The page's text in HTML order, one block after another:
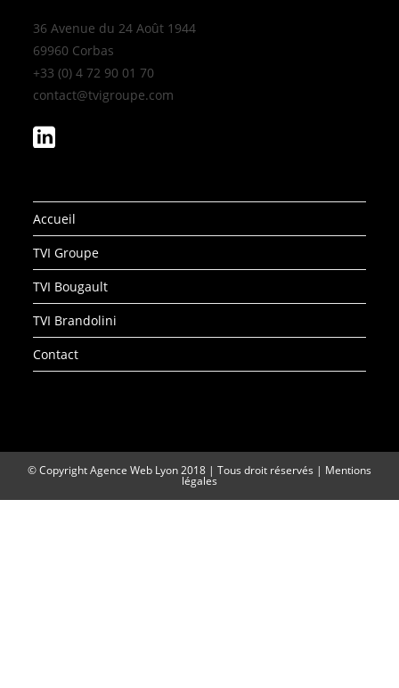
36 Avenue du 24 Août 1944
69960 Corbas
+33 (0) 4 72 90 01 70
contact@tvigroupe.com
Accueil
TVI Groupe
TVI Bougault
TVI Brandolini
Contact
© CopyrightAgence Web Lyon2018 | Tous droit réservés | Mentions
légales